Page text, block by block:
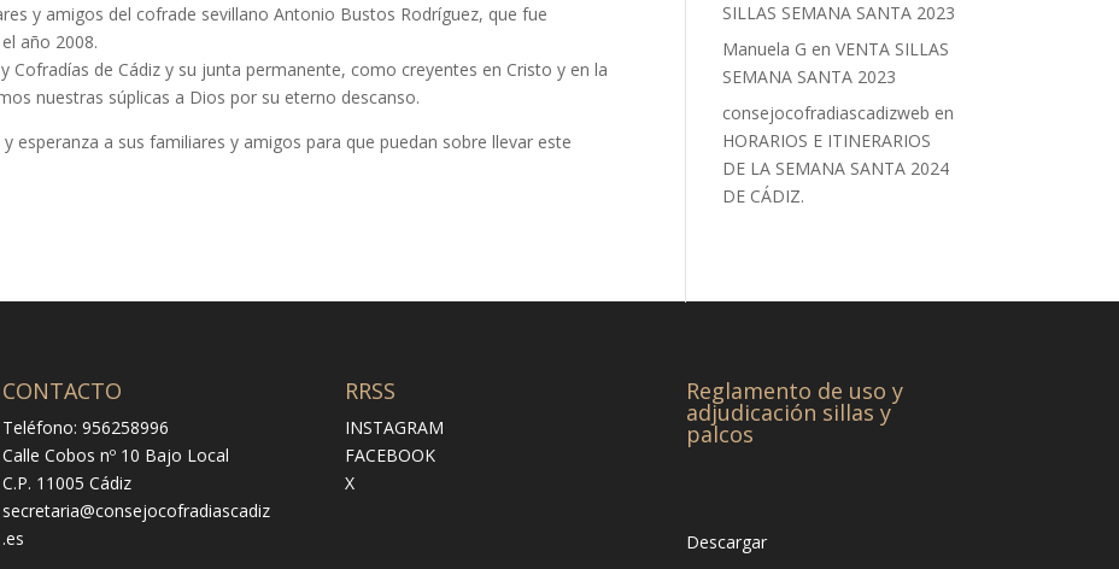
y amigos del cofrade sevillano Antonio Bustos Rodríguez, que fue
año 2008.
Cofradías de Cádiz y su junta permanente, como creyentes en Cristo y en la
nuestras súplicas a Dios por su eterno descanso.
esperanza a sus familiares y amigos para que puedan sobre llevar este
SILLAS SEMANA SANTA 2023
Manuela G enVENTA SILLAS
SEMANA SANTA 2023
consejocofradiascadizweb en
HORARIOS E ITINERARIOS
DE LA SEMANA SANTA 2024
DE CÁDIZ.
CONTACTO
Teléfono: 956258996
Calle Cobos nº 10 Bajo Local
C.P. 11005 Cádiz
secretaria@consejocofradiascadiz
.es
RRSS
INSTAGRAM
FACEBOOK
X
Reglamento de uso y
adjudicación sillas y
palcos
Descargar